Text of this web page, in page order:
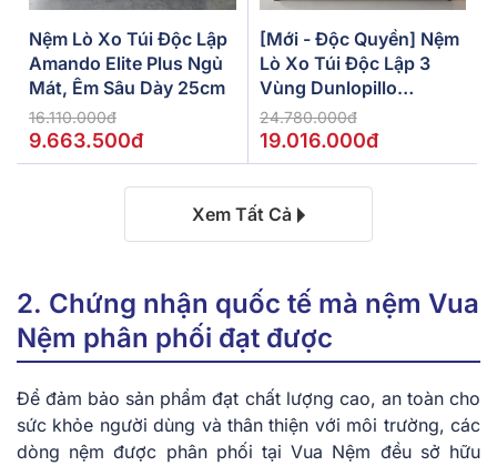
Nệm Lò Xo Túi Độc Lập
Amando Elite Plus Ngủ
Mát, Êm Sâu Dày 25cm
16.110.000đ
9.663.500đ
[Mới - Độc Quyền] Nệm
Lò Xo Túi Độc Lập 3
Vùng Dunlopillo
De.Stress Powerful
24.780.000đ
19.016.000đ
Xem Tất Cả
2. Chứng nhận quốc tế mà nệm Vua
Nệm phân phối đạt được
Để đảm bảo sản phẩm đạt chất lượng cao, an toàn cho
sức khỏe người dùng và thân thiện với môi trường, các
dòng nệm được phân phối tại Vua Nệm đều sở hữu